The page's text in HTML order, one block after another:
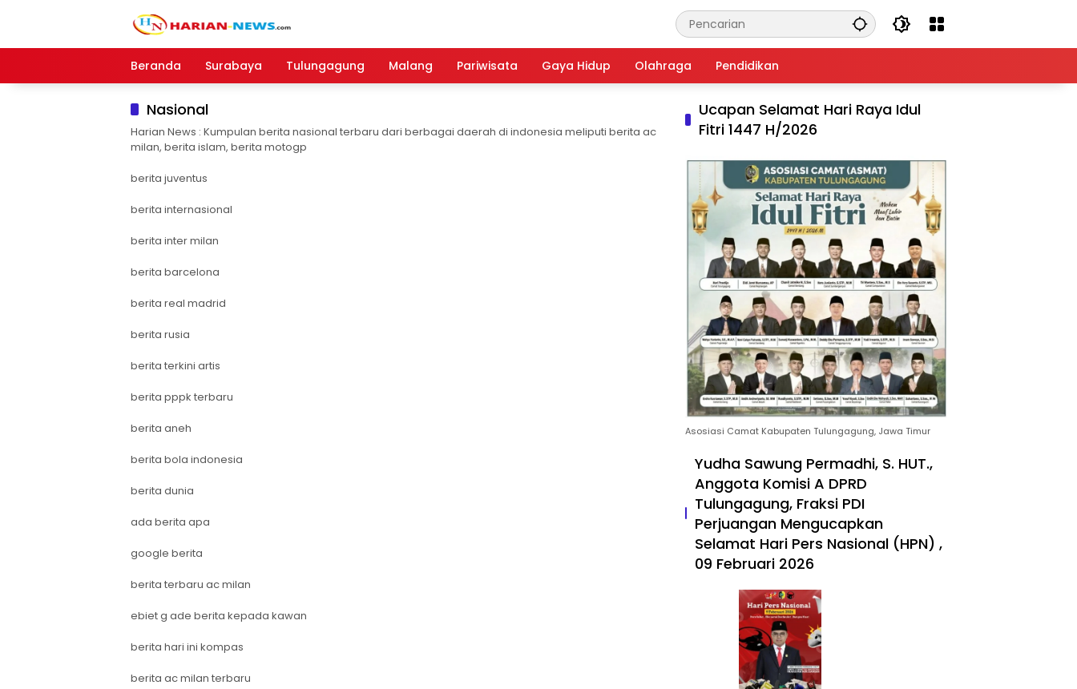
Beranda
Surabaya Tulungagung Malang Pariwisata Gaya Hidup Olahraga Pendidikan
Nasional
Harian News : Kumpulan berita nasional terbaru dari berbagai daerah di indonesia meliputi berita ac
milan, berita islam, berita motogp
berita juventus
berita internasional
berita inter milan
berita barcelona
berita real madrid
berita rusia
berita terkini artis
berita pppk terbaru
berita aneh
berita bola indonesia
berita dunia
ada berita apa
google berita
berita terbaru ac milan
ebiet g ade berita kepada kawan
berita hari ini kompas
berita ac milan terbaru
Ucapan Selamat Hari Raya Idul
Fitri 1447 H/2026
Asosiasi Camat Kabupaten Tulungagung, Jawa Timur
Yudha Sawung Permadhi, S. HUT.,
Anggota Komisi A DPRD
Tulungagung, Fraksi PDI
Perjuangan Mengucapkan
Selamat Hari Pers Nasional (HPN) ,
09 Februari 2026